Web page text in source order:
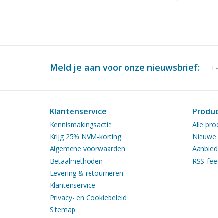
Meld je aan voor onze nieuwsbrief:
Klantenservice
Kennismakingsactie
Krijg 25% NVM-korting
Algemene voorwaarden
Betaalmethoden
Levering & retourneren
Klantenservice
Privacy- en Cookiebeleid
Sitemap
Alle
RSS-